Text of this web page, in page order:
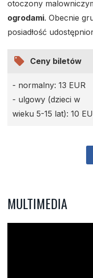
otoczony
ogrodami. Obecnie
posiadłość
local_offer Ceny biletów
- normalny: 13 EUR
- ulgowy (dzieci w
wieku 5-15 lat): 10
MULTIMEDIA